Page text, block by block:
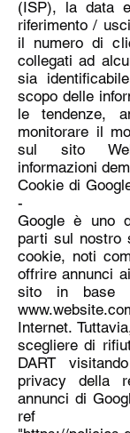
(ISP), la data
riferimento /
il numero di
collegati ad
sia
scopo delle
le tendenze,
monitorare il
sul sito
informazioni
Cookie di
-
Google è uno
parti sul nostro
cookie, noti
offrire annunci
sito in base
Internet.
scegliere di
DART
privacy della
annunci di